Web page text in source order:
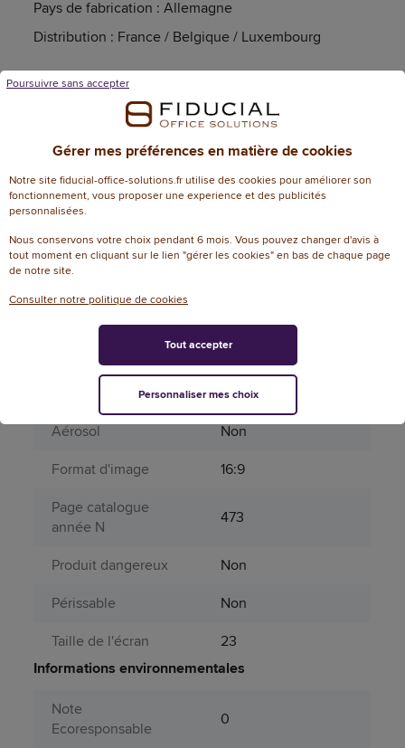
Pays de fabrication : Allemagne
Distribution : France / Belgique / Luxembourg
Garanties
Article garanti 2 an(s)
Caractéristiques techniques
Informations génériques
Référence
Dimensions
Garantie N+1
2
Attributs spécifiques
Aérosol
Non
Format d'image
16:9
Page catalogue
année N
473
Produit dangereux
Non
Périssable
Non
Taille de l'écran
23
Informations environnementales
Note
Ecoresponsable
0
Gérer mes préférences en matière de cookies
Notre site fiducial-office-solutions.fr utilise des cookies pour améliorer son
fonctionnement, vous proposer une experience et des publicités
personnalisées.
Nous conservons votre choix pendant 6 mois. Vous pouvez changer d'avis à
tout moment en cliquant sur le lien "gérer les cookies" en bas de chaque page
de notre site.
Consulter notre politique de cookies
Poursuivre sans accepter
Personnaliser mes choix
Tout accepter